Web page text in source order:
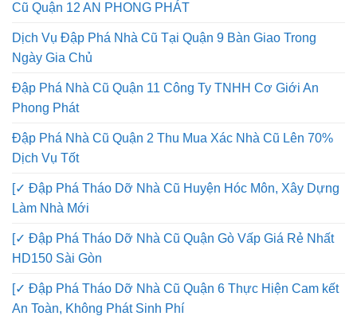
Cũ Quận 12 AN PHONG PHÁT
Dịch Vụ Đập Phá Nhà Cũ Tại Quận 9 Bàn Giao Trong
Ngày Gia Chủ
Đập Phá Nhà Cũ Quận 11 Công Ty TNHH Cơ Giới An
Phong Phát
Đập Phá Nhà Cũ Quận 2 Thu Mua Xác Nhà Cũ Lên 70%
Dịch Vụ Tốt
[✓ Đập Phá Tháo Dỡ Nhà Cũ Huyện Hóc Môn, Xây Dựng
Làm Nhà Mới
[✓ Đập Phá Tháo Dỡ Nhà Cũ Quận Gò Vấp Giá Rẻ Nhất
HD150 Sài Gòn
[✓ Đập Phá Tháo Dỡ Nhà Cũ Quận 6 Thực Hiện Cam kết
An Toàn, Không Phát Sinh Phí